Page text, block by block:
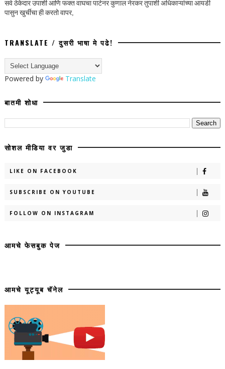
सर्व ठेकेदार उपाशी आणि फक्त वाघचा पार्टनर कुणाल नेरकर तुपाशी अधिकाऱ्यांच्या आयडी
पासुन खुर्चीचा ही करतो वापर,
TRANSLATE / दुसरी भाषा मे पढे!
Powered by Translate
बातमी शोधा
सोशल मीडिया वर जुडा
LIKE ON FACEBOOK
SUBSCRIBE ON YOUTUBE
FOLLOW ON INSTAGRAM
आमचे फेसबुक पेज
आमचे यूट्यूब चॅनेल